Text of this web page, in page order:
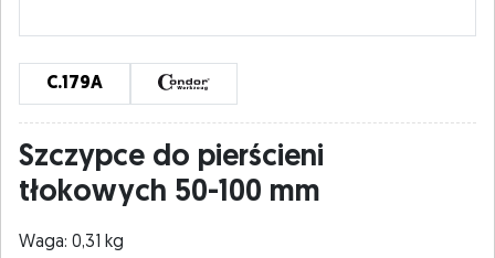
C.179A
Szczypce do pierścieni
tłokowych 50-100 mm
Waga: 0,31 kg